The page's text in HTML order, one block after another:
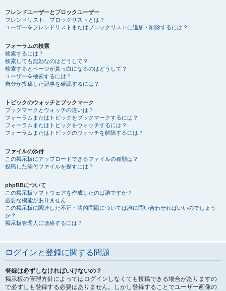
フレンドユーザーとブロックユーザー
フレンドリスト、ブロックリストとは？
ユーザーをフレンドリストまたはブロックリストに追加・削除するには？
フォーラムの検索
検索するには？
検索しても無効なのはどうして？
検索するとページが真っ白になるのはどうして？
ユーザーを検索するには？
自分が投稿した記事を確認するには？
トピックのウォッチとブックマーク
ブックマークとウォッチの違いは？
フォーラムまたはトピックをブックマークするには？
フォーラムまたはトピックをウォッチするには？
フォーラムまたはトピックのウォッチを解除するには？
ファイルの添付
この掲示板にアップロードできるファイルの種類は？
投稿した添付ファイルを探すには？
phpBBについて
この掲示板ソフトウェアを作成したのは誰ですか？
必要な機能がありません
この掲示板に関連した不正・法的問題については誰に問い合わせればいいのでしょう
か？
掲示板管理人に連絡するには？
ログインと登録に関する問題
登録は必ずしなければいけないの？
掲示板の管理方針によってはログインしなくても投稿できる場合がありますの
で必ずしも登録する必要はありません。しかし登録することでユーザー画像の